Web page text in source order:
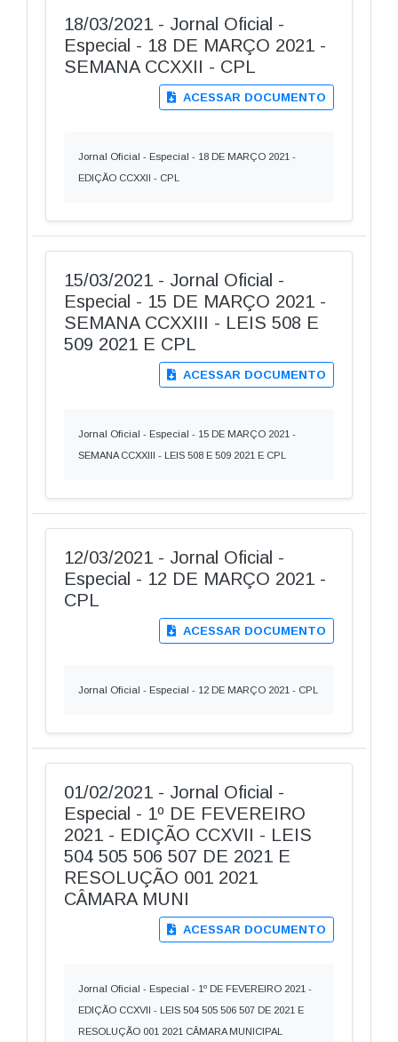
18/03/2021 - Jornal Oficial -
Especial - 18 DE MARÇO 2021 -
SEMANA CCXXII - CPL
ACESSAR DOCUMENTO
Jornal Oficial - Especial - 18 DE MARÇO 2021 -
EDIÇÃO CCXXII - CPL
15/03/2021 - Jornal Oficial -
Especial - 15 DE MARÇO 2021 -
SEMANA CCXXIII - LEIS 508 E
509 2021 E CPL
ACESSAR DOCUMENTO
Jornal Oficial - Especial - 15 DE MARÇO 2021 -
SEMANA CCXXIII - LEIS 508 E 509 2021 E CPL
12/03/2021 - Jornal Oficial -
Especial - 12 DE MARÇO 2021 -
CPL
ACESSAR DOCUMENTO
Jornal Oficial - Especial - 12 DE MARÇO 2021 - CPL
01/02/2021 - Jornal Oficial -
Especial - 1º DE FEVEREIRO
2021 - EDIÇÃO CCXVII - LEIS
504 505 506 507 DE 2021 E
RESOLUÇÃO 001 2021
CÂMARA MUNI
ACESSAR DOCUMENTO
Jornal Oficial - Especial - 1º DE FEVEREIRO 2021 -
EDIÇÃO CCXVII - LEIS 504 505 506 507 DE 2021 E
RESOLUÇÃO 001 2021 CÂMARA MUNICIPAL